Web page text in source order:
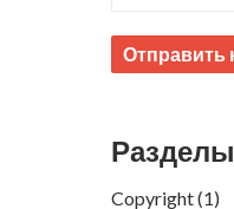
Разделы
Copyright(1)